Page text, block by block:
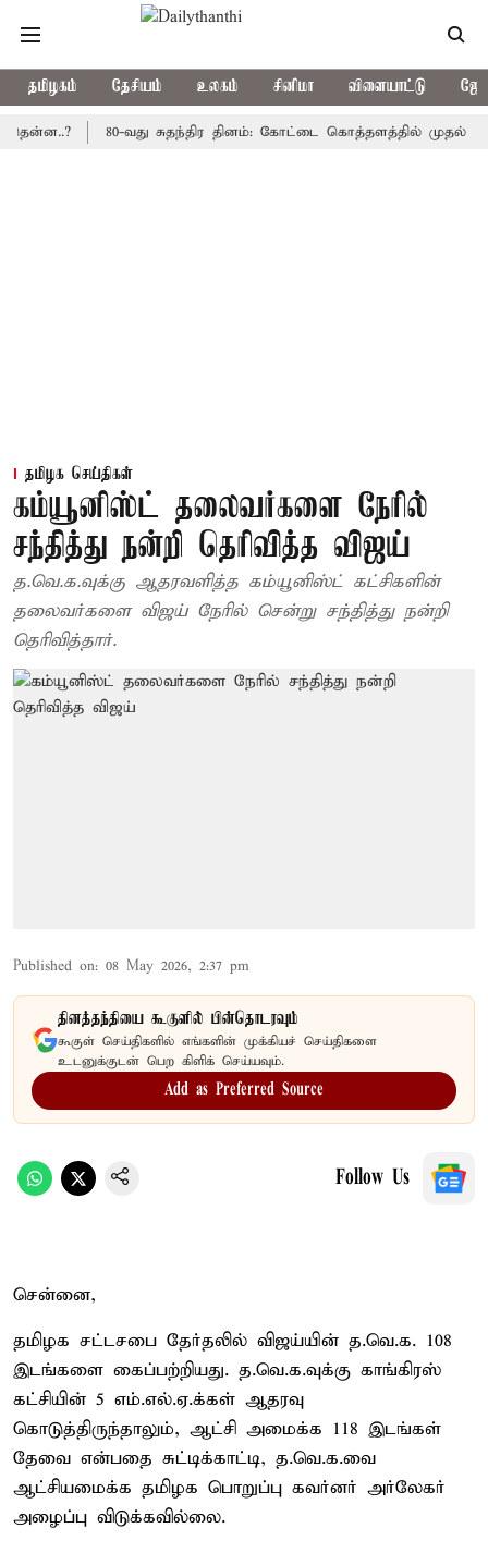
தமிழகம் தேசியம் உலகம் சினிமா விளையாட்டு
80-வது சுதந்திர தினம்: கோட்டை கொத்தளத்தில் முதல்
தமிழக செய்திகள்
கம்யூனிஸ்ட் தலைவர்களை நேரில்
சந்தித்து நன்றி தெரிவித்த விஜய்
த.வெ.க.வுக்கு ஆதரவளித்த கம்யூனிஸ்ட் கட்சிகளின்
தலைவர்களை விஜய் நேரில் சென்று சந்தித்து நன்றி
தெரிவித்தார்.
Published on: 08 May 2026, 2:37 pm
தினத்தந்தியை கூகுளில் பின்தொடரவும்
கூகுள் செய்திகளில் எங்களின் முக்கியச் செய்திகளை
உடனுக்குடன் பெற கிளிக் செய்யவும்.
Add as Preferred Source
Follow Us
சென்னை,
தமிழக சட்டசபை தேர்தலில் விஜய்யின் த.வெ.க. 108
இடங்களை கைப்பற்றியது. த.வெ.க.வுக்கு காங்கிரஸ்
கட்சியின் 5 எம்.எல்.ஏ.க்கள் ஆதரவு
கொடுத்திருந்தாலும், ஆட்சி அமைக்க 118 இடங்கள்
தேவை என்பதை சுட்டிக்காட்டி, த.வெ.க.வை
ஆட்சியமைக்க தமிழக பொறுப்பு கவர்னர் அர்லேகர்
அழைப்பு விடுக்கவில்லை.